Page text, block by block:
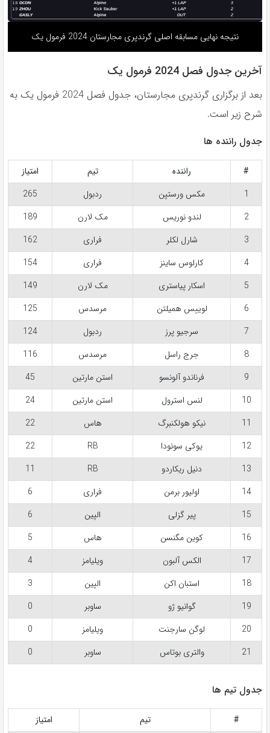
نتیجه نهایی مسابقه اصلی گرندپری مجارستان 2024 فرمول یک
آخرین جدول فصل 2024 فرمول یک
بعد از برگزاری گرندپری مجارستان، جدول فصل 2024 فرمول یک به
شرح زیر است.
جدول راننده ها
# راننده تیم
امتیاز
1
مکس ورستپن ردبول
265
2
لندو نوریس مک لارن
189
3
شارل لکلر فراری
162
4
کارلوس ساینز فراری
154
5
اسکار پیاستری مک لارن
149
6
لوییس همیلتن مرسدس
125
7
سرجیو پرز ردبول
124
8
جرج راسل مرسدس
116
9
فرناندو آلونسو استن مارتین
45
10
لنس استرول استن مارتین
24
11
نیکو هولکنبرگ هاس
22
12
یوکی سونودا RB
22
13
دنیل ریکاردو RB
11
14
اولیور برمن فراری
6
15
پیر گزلی الپین
6
16
کوین مگنسن هاس
5
17
الکس آلبون ویلیامز
4
18
استبان اکن الپین
3
19
گوانیو ژو ساوبر
0
20
لوگن سارجنت ویلیامز
0
21
والتری بوتاس ساوبر 0
جدول تیم ها
# تیم امتیاز